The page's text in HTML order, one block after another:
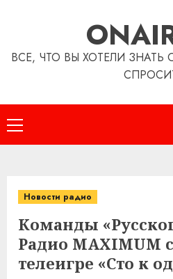
ВСЕ, ЧТО ВЫ ХОТЕЛИ
Основное
меню
Новости радио
Команды
Радио MAXIMUM
телеигре «Сто к